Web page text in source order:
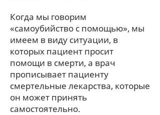
Когда мы говорим
«самоубийство с помощью», мы
имеем в виду ситуации, в
которых пациент просит
помощи в смерти, а врач
прописывает пациенту
смертельные лекарства, которые
он может принять
самостоятельно.